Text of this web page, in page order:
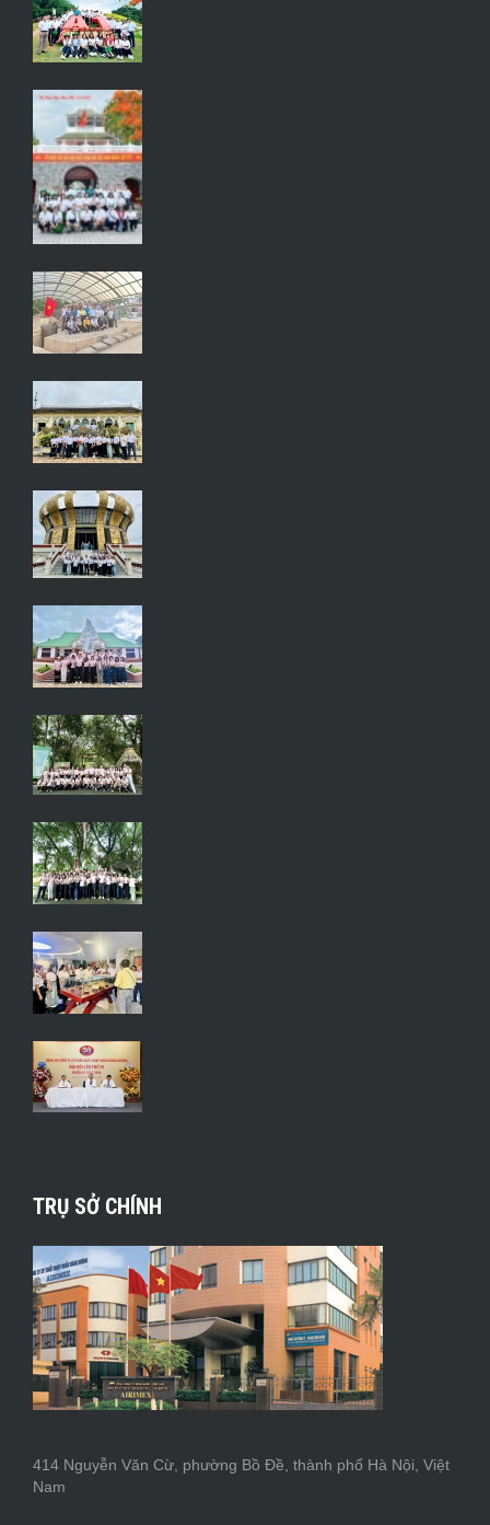
TRỤ SỞ CHÍNH
414 Nguyễn Văn Cừ, phường Bồ Đề, thành phố Hà Nội, Việt
Nam